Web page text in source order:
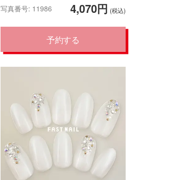
4,070円 (税込)
写真番号: 11986
予約する